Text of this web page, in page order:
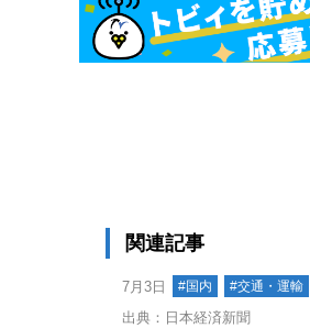
関連記事
7月3日 #国内 #交通・運輸
出典：日本経済新聞